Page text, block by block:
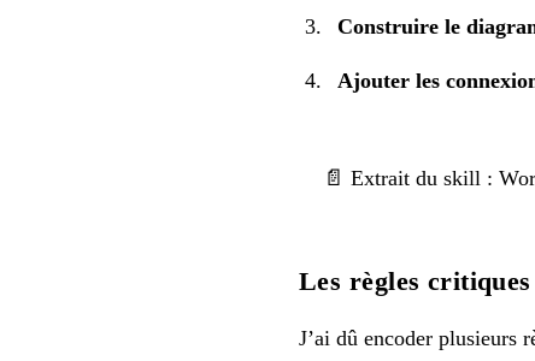
Construire le
Ajouter les
📄 Extrait du skill :
Les règles critiques
J’ai dû encoder plusieurs